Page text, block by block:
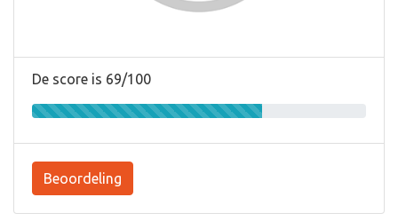
De score is 69/100
Beoordeling